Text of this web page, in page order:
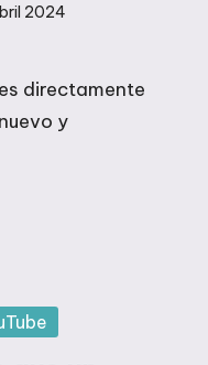
2024
directamente
y